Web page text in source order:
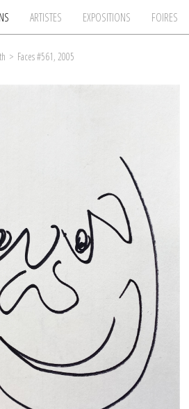
ARTISTES EXPOSITIONS FOIRES
> Faces #561, 2005